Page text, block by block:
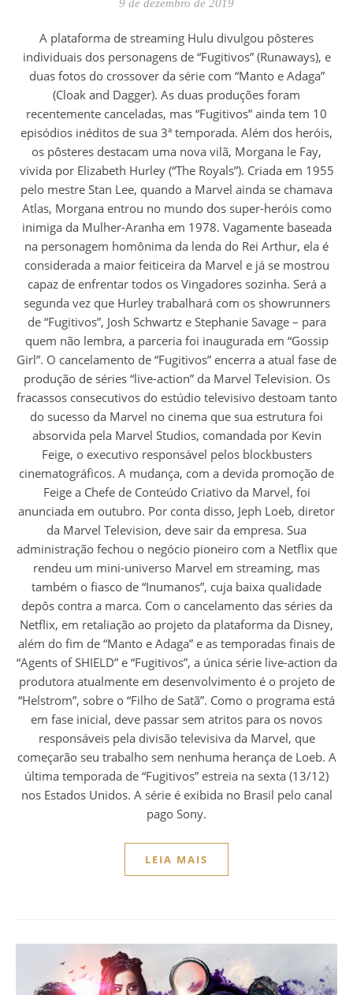
9 de dezembro de 2019
A plataforma de streaming Hulu divulgou pôsteres
individuais dos personagens de “Fugitivos” (Runaways), e
duas fotos do crossover da série com “Manto e Adaga”
(Cloak and Dagger). As duas produções foram
recentemente canceladas, mas “Fugitivos” ainda tem 10
episódios inéditos de sua 3ª temporada. Além dos heróis,
os pôsteres destacam uma nova vilã, Morgana le Fay,
vivida por Elizabeth Hurley (“The Royals”). Criada em 1955
pelo mestre Stan Lee, quando a Marvel ainda se chamava
Atlas, Morgana entrou no mundo dos super-heróis como
inimiga da Mulher-Aranha em 1978. Vagamente baseada
na personagem homônima da lenda do Rei Arthur, ela é
considerada a maior feiticeira da Marvel e já se mostrou
capaz de enfrentar todos os Vingadores sozinha. Será a
segunda vez que Hurley trabalhará com os showrunners
de “Fugitivos”, Josh Schwartz e Stephanie Savage – para
quem não lembra, a parceria foi inaugurada em “Gossip
Girl”. O cancelamento de “Fugitivos” encerra a atual fase de
produção de séries “live-action” da Marvel Television. Os
fracassos consecutivos do estúdio televisivo destoam tanto
do sucesso da Marvel no cinema que sua estrutura foi
absorvida pela Marvel Studios, comandada por Kevin
Feige, o executivo responsável pelos blockbusters
cinematográficos. A mudança, com a devida promoção de
Feige a Chefe de Conteúdo Criativo da Marvel, foi
anunciada em outubro. Por conta disso, Jeph Loeb, diretor
da Marvel Television, deve sair da empresa. Sua
administração fechou o negócio pioneiro com a Netflix que
rendeu um mini-universo Marvel em streaming, mas
também o fiasco de “Inumanos”, cuja baixa qualidade
depôs contra a marca. Com o cancelamento das séries da
Netflix, em retaliação ao projeto da plataforma da Disney,
além do fim de “Manto e Adaga” e as temporadas finais de
“Agents of SHIELD” e “Fugitivos”, a única série live-action da
produtora atualmente em desenvolvimento é o projeto de
“Helstrom”, sobre o “Filho de Satã”. Como o programa está
em fase inicial, deve passar sem atritos para os novos
responsáveis pela divisão televisiva da Marvel, que
começarão seu trabalho sem nenhuma herança de Loeb. A
última temporada de “Fugitivos” estreia na sexta (13/12)
nos Estados Unidos. A série é exibida no Brasil pelo canal
pago Sony.
LEIA MAIS